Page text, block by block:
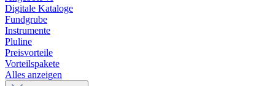
Digitale Kataloge
Fundgrube
Instrumente
Pluline
Preisvorteile
Vorteilspakete
Alles anzeigen